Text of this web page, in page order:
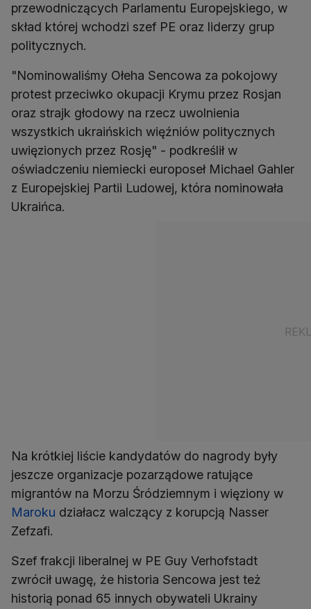
przewodniczących Parlamentu Europejskiego, w
skład której wchodzi szef PE oraz liderzy grup
politycznych.
"Nominowaliśmy Ołeha Sencowa za pokojowy
protest przeciwko okupacji Krymu przez Rosjan
oraz strajk głodowy na rzecz uwolnienia
wszystkich ukraińskich więźniów politycznych
uwięzionych przez Rosję" - podkreślił w
oświadczeniu niemiecki europoseł Michael Gahler
z Europejskiej Partii Ludowej, która nominowała
Ukraińca.
Na krótkiej liście kandydatów do nagrody były
jeszcze organizacje pozarządowe ratujące
migrantów na Morzu Śródziemnym i więziony w
Maroku działacz walczący z korupcją Nasser
Zefzafi.
Szef frakcji liberalnej w PE Guy Verhofstadt
zwrócił uwagę, że historia Sencowa jest też
historią ponad 65 innych obywateli Ukrainy